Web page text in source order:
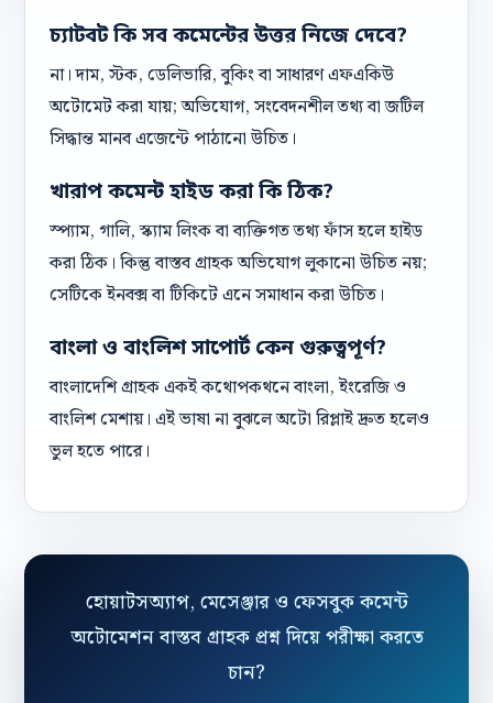
চ্যাটবট কি সব কমেন্টের উত্তর নিজে দেবে?
না। দাম, স্টক, ডেলিভারি, বুকিং বা সাধারণ এফএকিউ
অটোমেট করা যায়; অভিযোগ, সংবেদনশীল তথ্য বা জটিল
সিদ্ধান্ত মানব এজেন্টে পাঠানো উচিত।
খারাপ কমেন্ট হাইড করা কি ঠিক?
স্প্যাম, গালি, স্ক্যাম লিংক বা ব্যক্তিগত তথ্য ফাঁস হলে হাইড
করা ঠিক। কিন্তু বাস্তব গ্রাহক অভিযোগ লুকানো উচিত নয়;
সেটিকে ইনবক্স বা টিকিটে এনে সমাধান করা উচিত।
বাংলা ও বাংলিশ সাপোর্ট কেন গুরুত্বপূর্ণ?
বাংলাদেশি গ্রাহক একই কথোপকথনে বাংলা, ইংরেজি ও
বাংলিশ মেশায়। এই ভাষা না বুঝলে অটো রিপ্লাই দ্রুত হলেও
ভুল হতে পারে।
হোয়াটসঅ্যাপ, মেসেঞ্জার ও ফেসবুক কমেন্ট
অটোমেশন বাস্তব গ্রাহক প্রশ্ন দিয়ে পরীক্ষা করতে
চান?